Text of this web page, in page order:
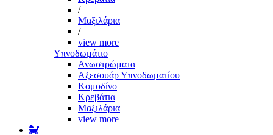
/
Μαξιλάρια
/
view more
Υπνοδωμάτιο
Ανωστρώματα
Αξεσουάρ Υπνοδωματίου
Κομοδίνο
Κρεβάτια
Μαξιλάρια
view more